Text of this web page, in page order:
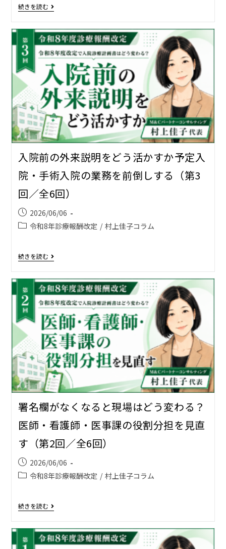
続きを読む
入院前の外来説明をどう活かすか――予定入
院・手術入院の業務を前倒しする（第3
回／全6回）
2026/06/06
令和8年診療報酬改定 / 村上佳子コラム
続きを読む
署名欄がなくなると現場はどう変わる？――
医師・看護師・医事課の役割分担を見直
す（第2回／全6回）
2026/06/06
令和8年診療報酬改定 / 村上佳子コラム
続きを読む